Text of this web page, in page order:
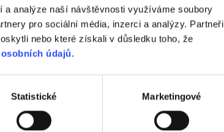
analýze naší návštěvnosti využíváme soubory
pro sociální média, inzerci a analýzy. Partneři
nebo které získali v důsledku toho, že
údajů.
Statistické Marketingové
SYM
Cihla
Porotherm
11.5 AKU -